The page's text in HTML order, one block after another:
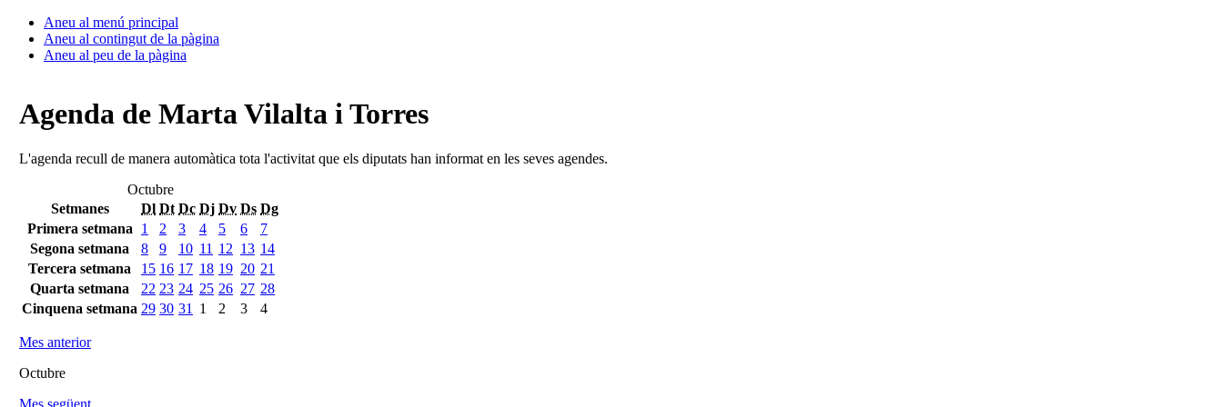
Aneu al menú principal
Aneu al contingut de la pàgina
Aneu al peu de la pàgina
Agenda de Marta Vilalta i Torres
L'agenda recull de manera automàtica tota l'activitat que els diputats han informat en les seves agendes.
Octubre
Setmanes
Dl Dt Dc Dj Dv Ds Dg
Primera setmana
1 2 3 4 5 6
7
Segona setmana
8 9 10 11 12 13 14
Tercera setmana
15 16 17 18 19 20 21
Quarta setmana
22 23 24 25 26 27 28
Cinquena setmana 29 30 31 1 2 3 4
Mes anterior
Octubre
Mes següent